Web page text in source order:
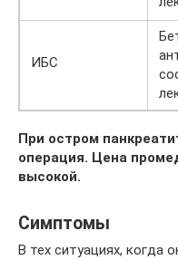
ИБС
При остром
операция. Цена
высокой.
Симптомы
В тех ситуациях, когда